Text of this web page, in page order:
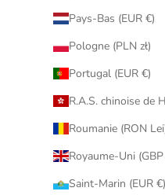
Pays-Bas (EUR €)
Pologne (PLN zł)
Portugal (EUR €)
Roumanie
Saint-Marin (EUR €)